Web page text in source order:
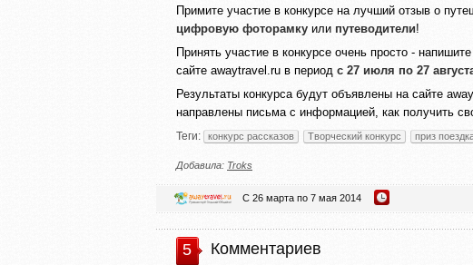
Примите участие в конкурсе на лучший отзыв о
цифровую фоторамку или путеводители!
Принять участие в конкурсе очень просто -
сайте awaytravel.ru в период с 27 июля по 27
Результаты конкурса будут объявлены на сайте
направлены письма с информацией, как получить
Теги: конкурс рассказов Творческий конкурс приз
Добавила: Troks
С 26 марта по 7 мая 2014
5 Комментариев